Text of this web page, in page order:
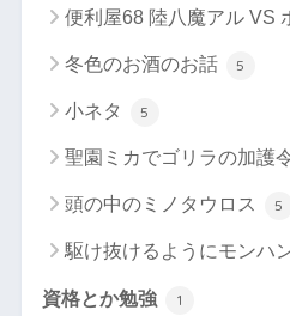
便利屋68 陸八魔アル VS
冬色のお酒のお話 5
小ネタ 5
聖園ミカでゴリラの加護
頭の中のミノタウロス 5
駆け抜けるようにモンハ
資格とか勉強 1